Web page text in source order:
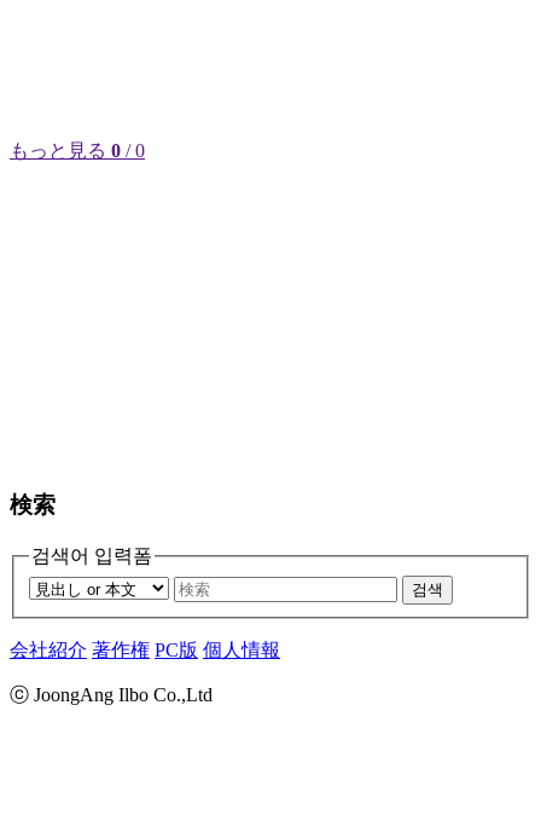
もっと見る 0 / 0
検索
검색어 입력폼
검색
会社紹介 著作権 PC版 個人情報
ⓒ JoongAng Ilbo Co.,Ltd